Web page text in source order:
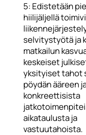
5: Edistetään
hiilijäljellä
selvitystyötä ja
matkailun
keskeiset
yksityiset tahot
pöydän ääreen
konkreettisista
aikataulusta ja
vastuutahoista.